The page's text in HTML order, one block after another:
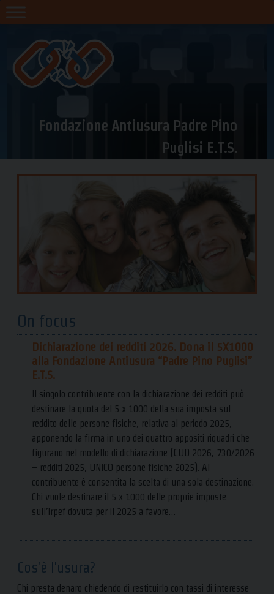
Skip
to
Fondazione Antiusura Padre Pino
Puglisi E.T.S.
On focus
Dichiarazione dei redditi 2026. Dona il 5X1000
alla Fondazione Antiusura “Padre Pino Puglisi”
E.T.S.
Il singolo contribuente con la dichiarazione dei redditi può
destinare la quota del 5 x 1000 della sua imposta sul
reddito delle persone fisiche, relativa al periodo 2025,
apponendo la firma in uno dei quattro appositi riquadri che
figurano nel modello di dichiarazione (CUD 2026, 730/2026
– redditi 2025, UNICO persone fisiche 2025). Al
contribuente è consentita la scelta di una sola destinazione.
Chi vuole destinare il 5 x 1000 delle proprie imposte
sull’Irpef dovuta per il 2025 a favore…
Cos'è l'usura?
Chi presta denaro chiedendo di restituirlo con tassi di interesse